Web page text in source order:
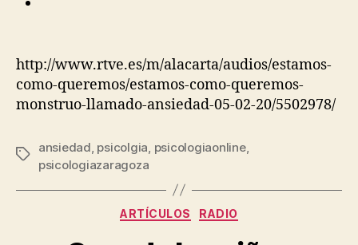
http://www.rtve.es/m/alacarta/audios/estamos-
como-queremos/estamos-como-queremos-
monstruo-llamado-ansiedad-05-02-20/5502978/
ansiedad, psicolgia, psicologiaonline,
psicologiazaragoza
ARTÍCULOS RADIO